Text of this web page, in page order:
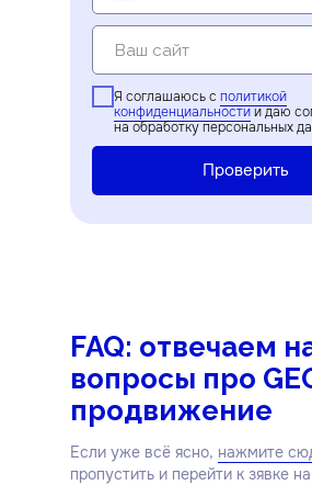
Я соглашаюсь с политикой
конфиденциальностии даю
на обработку персональных
Проверить
FAQ: отвечаем
вопросы про
продвижение
Если уже всё ясно, нажмите
пропустить и перейти к зявке